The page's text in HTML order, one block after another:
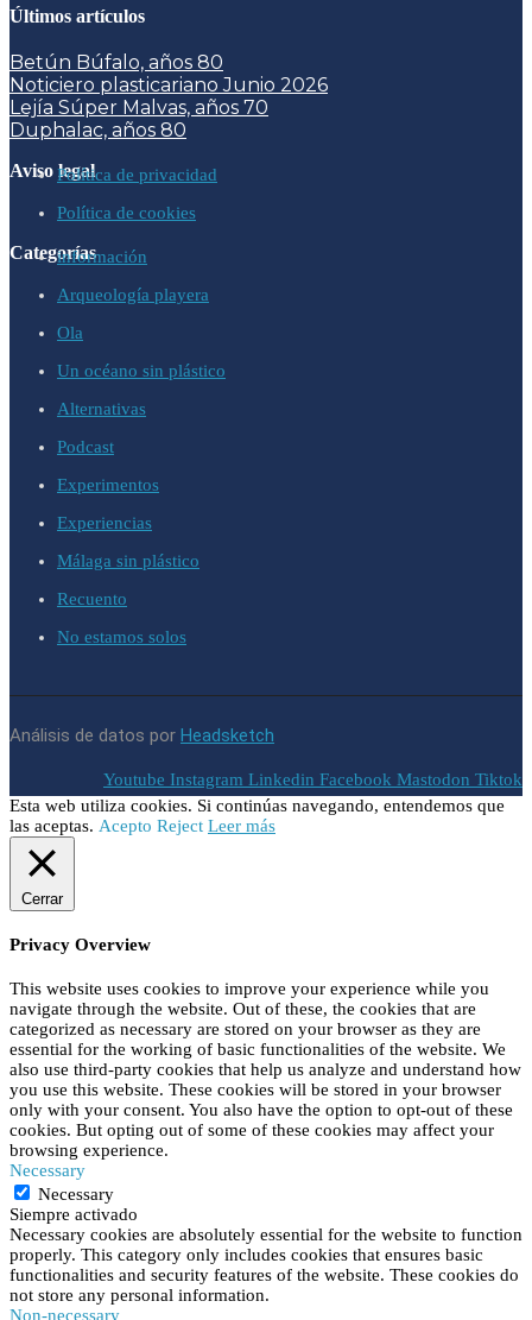
Últimos artículos
Betún Búfalo, años 80
Noticiero plasticariano Junio 2026
Lejía Súper Malvas, años 70
Duphalac, años 80
Aviso legalPolítica de privacidad
Política de cookies
Categoríasinformación
Arqueología playera
Ola
Un océano sin plástico
Alternativas
Podcast
Experimentos
Experiencias
Málaga sin plástico
Recuento
No estamos solos
Análisis de datos por Headsketch
Youtube Instagram Linkedin Facebook Mastodon Tiktok
Esta web utiliza cookies. Si continúas navegando, entendemos que
las aceptas. Acepto Reject Leer más
Cerrar
Privacy Overview
This website uses cookies to improve your experience while you
navigate through the website. Out of these, the cookies that are
categorized as necessary are stored on your browser as they are
essential for the working of basic functionalities of the website. We
also use third-party cookies that help us analyze and understand how
you use this website. These cookies will be stored in your browser
only with your consent. You also have the option to opt-out of these
cookies. But opting out of some of these cookies may affect your
browsing experience.
Necessary
Necessary
Siempre activado
Necessary cookies are absolutely essential for the website to function
properly. This category only includes cookies that ensures basic
functionalities and security features of the website. These cookies do
not store any personal information.
Non-necessary